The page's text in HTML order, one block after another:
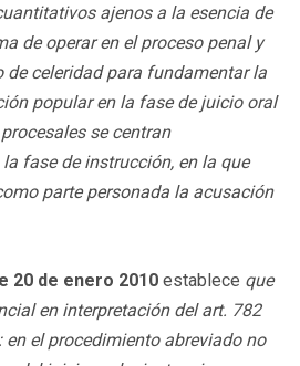
ajenos a la esencia de
de operar en el proceso penal y
de celeridad para fundamentar la
popular en la fase de juicio oral
se centran
fase de instrucción, en la que
parte personada la acusación
20 de enero 2010 establece que
en interpretación del art. 782
en el procedimiento abreviado no